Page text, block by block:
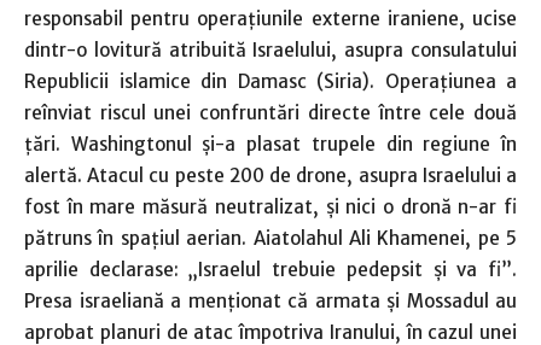
responsabil pentru operaţiunile externe iraniene, ucise
dintr-o lovitură atribuită Israelului, asupra consulatului
Republicii islamice din Damasc (Siria). Operaţiunea a
reînviat riscul unei confruntări directe între cele două
ţări. Washingtonul şi-a plasat trupele din regiune în
alertă. Atacul cu peste 200 de drone, asupra Israelului a
fost în mare măsură neutralizat, şi nici o dronă n-ar fi
pătruns în spaţiul aerian. Aiatolahul Ali Khamenei, pe 5
aprilie declarase: „Israelul trebuie pedepsit şi va fi”.
Presa israeliană a menţionat că armata şi Mossadul au
aprobat planuri de atac împotriva Iranului, în cazul unei